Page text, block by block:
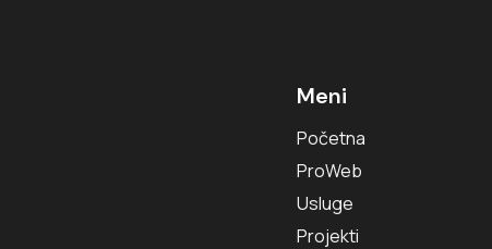
Meni
Početna
ProWeb
Usluge
Projekti